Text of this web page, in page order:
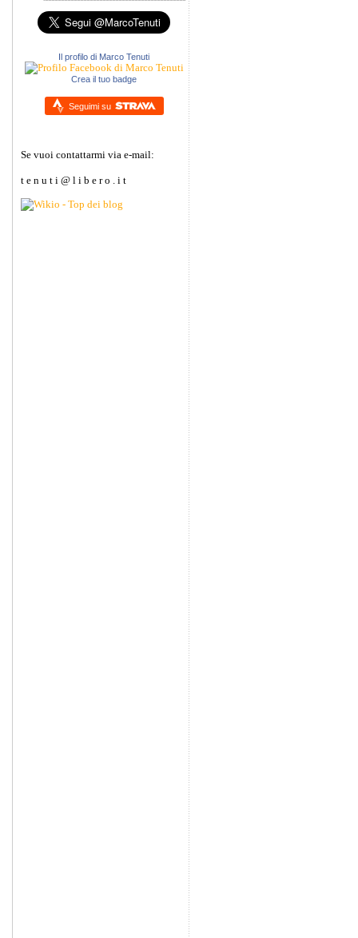
Il profilo di Marco Tenuti
Crea il tuo badge
Seguimi su
Se vuoi contattarmi via e-mail:
t e n u t i @ l i b e r o . i t